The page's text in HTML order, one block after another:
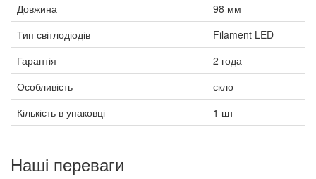
Довжина
98 мм
Тип світлодіодів
Filament LED
Гарантія
2 года
Особливість
скло
Кількість в упаковці
1 шт
Наші переваги